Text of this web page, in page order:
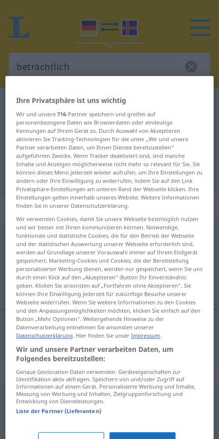
Deutsch-Isländisch Wörterbuch
Deutsch-Isländisch Übersetzung
für "beträchtlich"
"beträchtlich" Isländisch
Übersetzung
„beträchtlich“
beträchtlich
Übersicht aller Übersetzungen
(Für mehr Details die Übersetzung anklicken/antippen)
talsverður
talsverður beträchtlich
Synonyme für "beträchtlich"
weit,bedeutend,erheblich,
(ganz) schön,ziemlich (ugs.) ,(ein) hübsch(es
Ihre Privatsphäre ist uns wichtig
Wir und unsere716-Partner speichern und greifen auf
personenbezogene Daten wie Browserdaten oder eindeutige
Kennungen auf Ihrem Gerät zu. Durch Auswahl von Akzeptieren
aktivieren Sie Tracking-Technologien für die unter „Wir und unsere
Partner verarbeiten Daten, um Ihnen Dienste bereitzustellen“
aufgeführten Zwecke. Wenn Tracker deaktiviert sind, sind manche
Inhalte und Anzeigen möglicherweise nicht mehr so relevant für Sie. Sie
können dieses Menü jederzeit wieder aufrufen, um Ihre Einstellungen zu
ändern oder Ihre Einwilligung zu widerrufen, indem Sie auf den Link
Privatsphäre-Einstellungen am unteren Rand der Webseite klicken. Ihre
Einstellungen gelten innerhalb unseres Website. Weitere Informationen
finden Sie in unserer Datenschutzerklärung.
Wir verwenden Cookies, damit Sie unsere Webseite bestmöglich nutzen
und wir besser mit Ihnen kommunizieren können. Notwendige,
funktionale und statistische Cookies, die für den Betrieb der Webseite
und der statistischen Auswertung unserer Webseite erforderlich sind,
werden auf Grundlage unserer Vorauswahl immer auf Ihrem Endgerät
gespeichert. Marketing-Cookies und Cookies, die der Bereitstellung
personalisierter Werbung dienen, werden nur gespeichert, wenn Sie uns
durch einen Klick auf den „Akzeptieren“-Button Ihr Einverständnis
geben. Klicken Sie ansonsten auf „Fortfahren ohne Akzeptieren“. Sie
können Ihre Einwilligung jederzeit für zukünftige Besuche unserer
Webseite widerrufen. Wenn Sie weitere Informationen zu den Cookies
und den Anpassungsmöglichkeiten möchten, klicken Sie einfach auf den
Button „Mehr Optionen“. Weitergehende Hinweise zu der
Datenverarbeitung entnehmen Sie ansonsten unserer
Datenschutzerklärung. Hier finden Sie unserImpressum.
Wir und unsere Partner verarbeiten Daten, um
Folgendes bereitzustellen:
Genaue Geolocation-Daten verwenden. Geräteeigenschaften zur
Identifikation aktiv abfragen. Speichern von und/oder Zugriff auf
Informationen auf einem Gerät. Personalisierte Werbung und Inhalte,
Messung von Werbung und Inhalten, Zielgruppenforschung und
Entwicklung von Dienstleistungen.
Liste der Partner (Lieferanten)